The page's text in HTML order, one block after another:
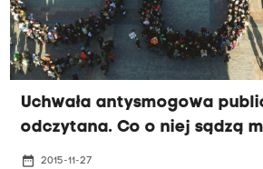
Uchwała antysmogowa
odczytana. Co o niej sądzą
date_range 2015-11-27